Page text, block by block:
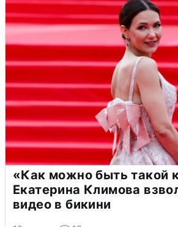
«Как можно быть такой
Екатерина Климова
видео в бикини